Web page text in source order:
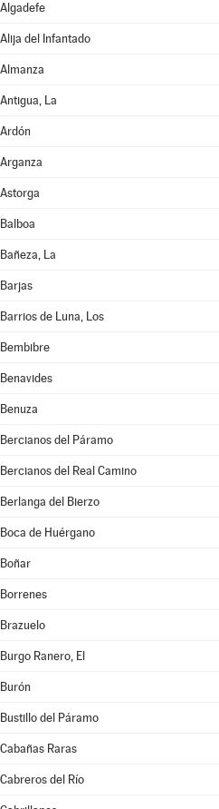
Algadefe
Alija del Infantado
Almanza
Antigua, La
Ardón
Arganza
Astorga
Balboa
Bañeza, La
Barjas
Barrios de Luna, Los
Bembibre
Benavides
Benuza
Bercianos del Páramo
Bercianos del Real Camino
Berlanga del Bierzo
Boca de Huérgano
Boñar
Borrenes
Brazuelo
Burgo Ranero, El
Burón
Bustillo del Páramo
Cabañas Raras
Cabreros del Río